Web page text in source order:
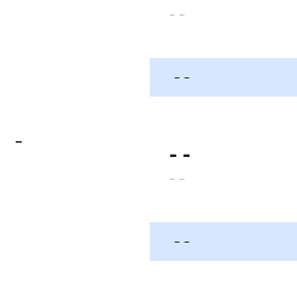
- -
- -
-
- -
- -
- -